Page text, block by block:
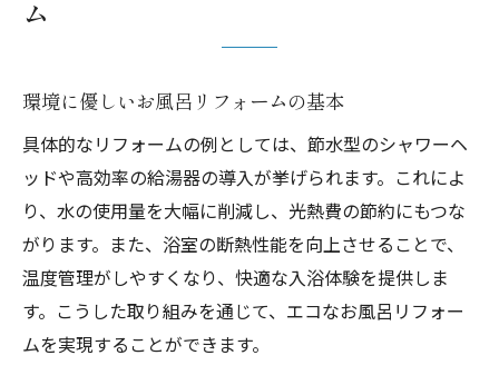
お風呂リフォームで環境負荷を軽減する方
法
サステイナブルなお風呂リフォームの選択
肢
お風呂リフォームの素材選びでエコを実現
エコなお風呂リフォームで長期的な節約
持続可能なお風呂リフォームの新基準
環境に優しいお風呂リフォームとは
ム
環境に優しいお風呂リフォームの基本
具体的なリフォームの例としては、節水型のシャワーヘ
ッドや高効率の給湯器の導入が挙げられます。これによ
り、水の使用量を大幅に削減し、光熱費の節約にもつな
がります。また、浴室の断熱性能を向上させることで、
温度管理がしやすくなり、快適な入浴体験を提供しま
す。こうした取り組みを通じて、エコなお風呂リフォー
ムを実現することができます。